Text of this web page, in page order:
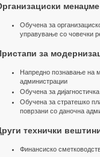
Обучена за
управување со човечки
за
Напредно познавање на
администрации
Обучена за
Обучена за стратешко
поврзани со даночна
технички
Финансиско